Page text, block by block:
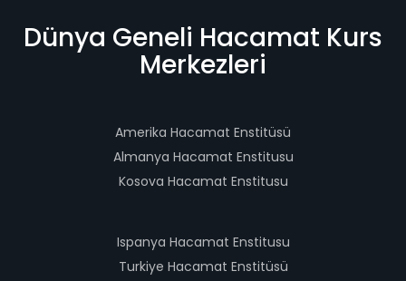
Dünya Geneli Hacamat Kurs
Merkezleri
Amerika Hacamat Enstitüsü
Almanya Hacamat Enstitusu
Kosova Hacamat Enstitusu
Ispanya Hacamat Enstitusu
Turkiye Hacamat Enstitüsü